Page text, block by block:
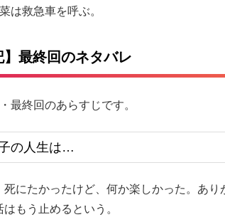
は救急車を呼ぶ。
】最終回のネタバレ
最終回のあらすじです。
の人生は…
死にたかったけど、何か楽しかった。あ
もう止めるという。